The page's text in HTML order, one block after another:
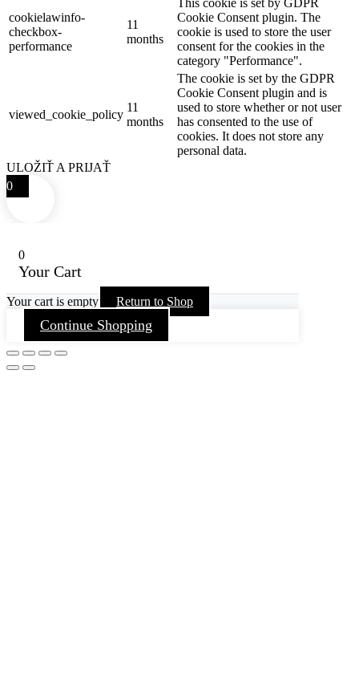
cookielawinfo-
checkbox-
performance
11
months
Cookie Consent plugin. The
cookie is used to store the user
consent for the cookies in the
category "Performance".
viewed_cookie_policy
11
months
The cookie is set by the GDPR
Cookie Consent plugin and is
used to store whether or not user
has consented to the use of
cookies. It does not store any
personal data.
ULOŽIŤ A PRIJAŤ
0
0
Your Cart
Your cart is empty Return to Shop
Continue Shopping